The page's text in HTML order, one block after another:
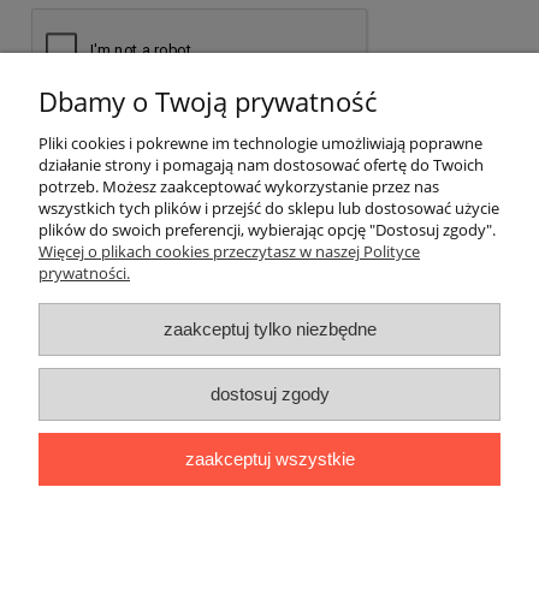
Pomoc
Moje konto
Płatności i dostawa
Informacje
O nas
Dbamy o Twoją prywatność
Pliki cookies i pokrewne im technologie umożliwiają poprawne
działanie strony i pomagają nam dostosować ofertę do Twoich
potrzeb. Możesz zaakceptować wykorzystanie przez nas
wszystkich tych plików i przejść do sklepu lub dostosować użycie
plików do swoich preferencji, wybierając opcję "Dostosuj zgody".
Więcej o plikach cookies przeczytasz w naszej Polityce
prywatności.
zaakceptuj tylko niezbędne
dostosuj zgody
zaakceptuj wszystkie